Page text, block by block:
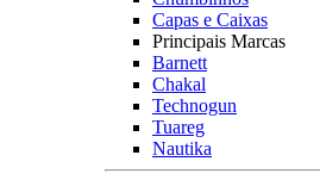
Capas e Caixas
Principais Marcas
Barnett
Chakal
Technogun
Tuareg
Nautika